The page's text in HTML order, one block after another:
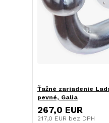
Ťažné zariadenie
pevné, Galia
267,0 EUR
217,0 EUR bez DPH